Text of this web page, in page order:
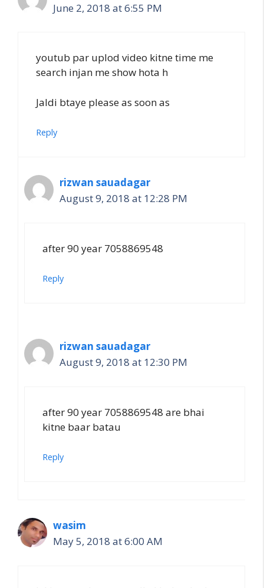
June 2, 2018 at 6:55 PM
youtub par uplod video kitne time me
search injan me show hota h
Jaldi btaye please as soon as
Reply
rizwan sauadagar
August 9, 2018 at 12:28 PM
after 90 year 7058869548
Reply
rizwan sauadagar
August 9, 2018 at 12:30 PM
after 90 year 7058869548 are bhai
kitne baar batau
Reply
wasim
May 5, 2018 at 6:00 AM